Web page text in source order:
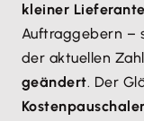
kleiner
Auftraggebern –
der aktuellen
geändert. Der